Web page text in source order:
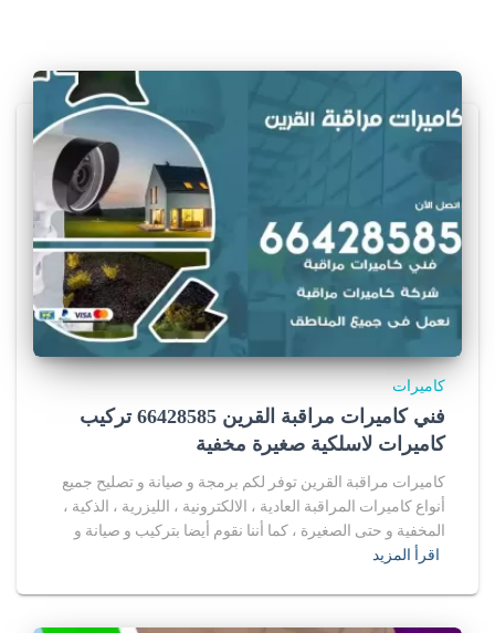
كاميرات
فني كاميرات مراقبة القرين 66428585 تركيب
كاميرات لاسلكية صغيرة مخفية
كاميرات مراقبة القرين توفر لكم برمجة و صيانة و تصليح جميع
أنواع كاميرات المراقبة العادية ، الالكترونية ، الليزرية ، الذكية ،
المخفية و حتى الصغيرة ، كما أننا نقوم أيضا بتركيب و صيانة و
اقرأ المزيد